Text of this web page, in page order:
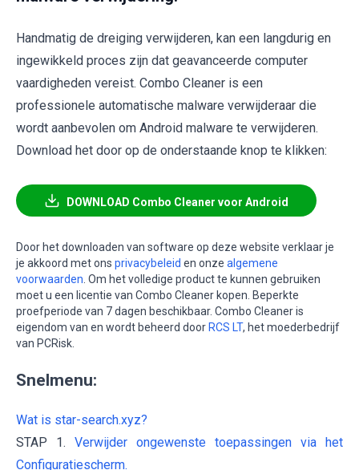
Handmatig de dreiging verwijderen, kan een langdurig en
ingewikkeld proces zijn dat geavanceerde computer
vaardigheden vereist. Combo Cleaner is een
professionele automatische malware verwijderaar die
wordt aanbevolen om Android malware te verwijderen.
Download het door op de onderstaande knop te klikken:
DOWNLOAD Combo Cleaner voor Android
Door het downloaden van software op deze website verklaar je
je akkoord met ons privacybeleid en onze algemene
voorwaarden . Om het volledige product te kunnen gebruiken
moet u een licentie van Combo Cleaner kopen. Beperkte
proefperiode van 7 dagen beschikbaar. Combo Cleaner is
eigendom van en wordt beheerd doorRCS LT, het moederbedrijf
van PCRisk.
Snelmenu:
Wat is star-search.xyz?
STAP 1. Verwijder ongewenste toepassingen via het
Configuratiescherm.